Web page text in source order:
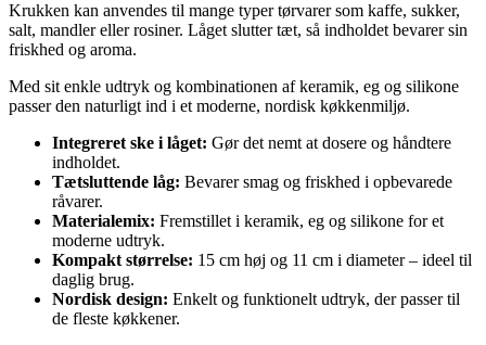
Krukken kan anvendes til mange typer tørvarer som kaffe, sukker,
salt, mandler eller rosiner. Låget slutter tæt, så indholdet bevarer sin
friskhed og aroma.
Med sit enkle udtryk og kombinationen af keramik, eg og silikone
passer den naturligt ind i et moderne, nordisk køkkenmiljø.
Integreret ske i låget: Gør det nemt at dosere og håndtere
indholdet.
Tætsluttende låg: Bevarer smag og friskhed i opbevarede
råvarer.
Materialemix: Fremstillet i keramik, eg og silikone for et
moderne udtryk.
Kompakt størrelse: 15 cm høj og 11 cm i diameter – ideel til
daglig brug.
Nordisk design: Enkelt og funktionelt udtryk, der passer til
de fleste køkkener.